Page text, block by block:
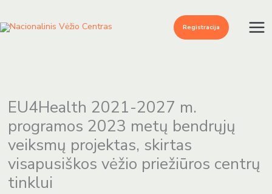
prie
Registracija
EU4Health 2021-2027 m.
programos 2023 metų bendrųjų
veiksmų projektas, skirtas
visapusiškos vėžio priežiūros centrų
tinklui